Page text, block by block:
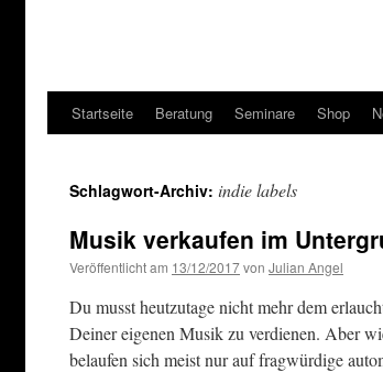
Startseite Beratung Seminare Shop
Schlagwort-Archiv: indie labels
Musik verkaufen im
Veröffentlicht am 13/12/2017von Julian Angel
Du musst heutzutage nicht mehr dem
Deiner eigenen Musik zu verdienen. Aber
belaufen sich meist nur auf fragwürdige